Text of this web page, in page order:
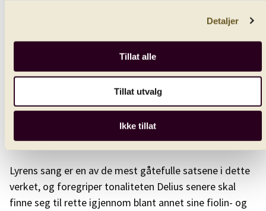
Detaljer
Tillat alle
Tillat utvalg
Ikke tillat
Del 2 av verket starter med at Zarathustra sitter alene i
stillheten på fjellet, og i det fjerne høres ekko av
hornsignaler. Stillheten brytes når musikken hyller
Mannens middagshøyde, i dette tilfellet et bilde på
hans kulminasjonspunkt. Sopran, kontraalt og tenor
klager sine sorger over at ungdommens vår nå er forbi,
før åpningen kommer tilbake.
Lyrens sang er en av de mest gåtefulle satsene i dette
verket, og foregriper tonaliteten Delius senere skal
finne seg til rette igjennom blant annet sine fiolin- og